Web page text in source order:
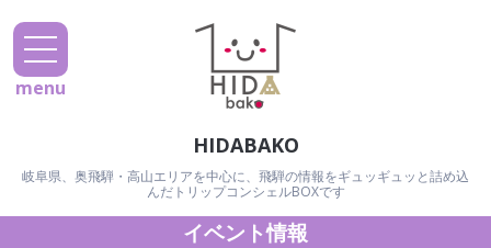
HIDABAKO
岐阜県、奥飛騨・高山エリアを中心に、飛騨の情報をギュッギュッと詰め込
んだトリップコンシェルBOXです
menu
イベント情報